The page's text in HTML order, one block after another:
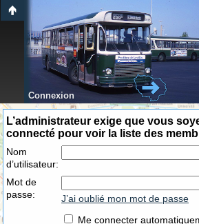
Connexion
L’administrateur exige que vous
connecté pour voir la liste des
Nom
d’utilisateur:
Mot de
passe:
J’ai oublié mon mot de passe
Me connecter